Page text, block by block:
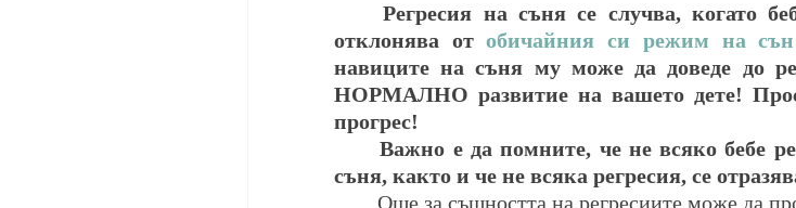
Регресия на съня се случва, когато
отклонява от обичайния си режим на сън
навиците на съня му може да доведе до
НОРМАЛНО развитие на вашето дете!
прогрес!
	Важно е да помните, че не всяко бебе реагира непременно с проблеми в
съня, както и че не всяка регресия, се
Oще за същността на регресиите може да